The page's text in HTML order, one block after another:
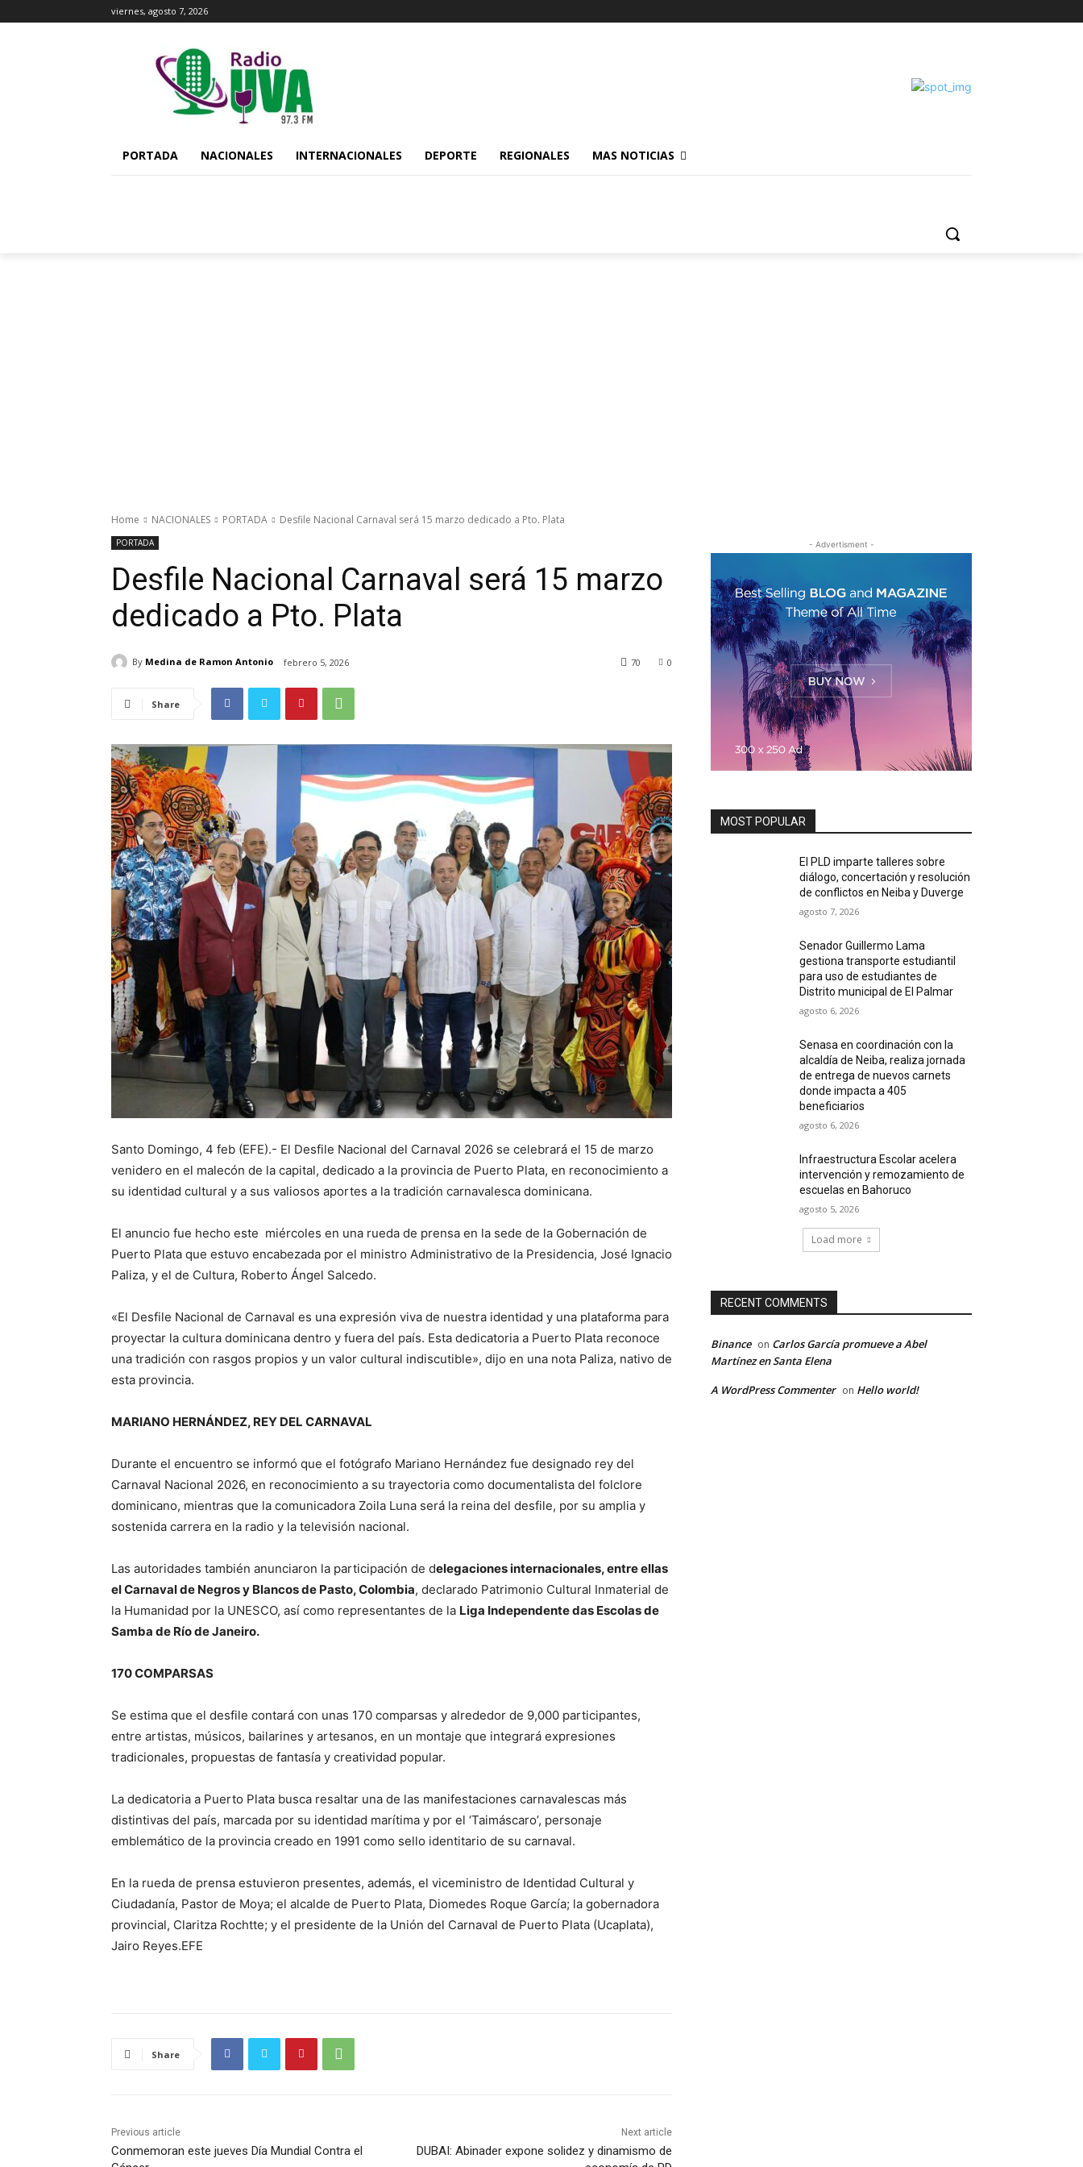
viernes, agosto 7, 2026
PORTADA NACIONALES INTERNACIONALES DEPORTE REGIONALES MAS NOTICIAS
Home NACIONALES PORTADA Desfile Nacional Carnaval será 15 marzo dedicado a Pto. Plata
PORTADA
Desfile Nacional Carnaval será 15 marzo
dedicado a Pto. Plata
By Medina de Ramon Antonio febrero 5, 2026 0
70
Share
Santo Domingo, 4 feb (EFE).- El Desfile Nacional del Carnaval 2026 se celebrará el 15 de marzo
venidero en el malecón de la capital, dedicado a la provincia de Puerto Plata, en reconocimiento a
su identidad cultural y a sus valiosos aportes a la tradición carnavalesca dominicana.
El anuncio fue hecho este miércoles en una rueda de prensa en la sede de la Gobernación de
Puerto Plata que estuvo encabezada por el ministro Administrativo de la Presidencia, José Ignacio
Paliza, y el de Cultura, Roberto Ángel Salcedo.
«El Desfile Nacional de Carnaval es una expresión viva de nuestra identidad y una plataforma para
proyectar la cultura dominicana dentro y fuera del país. Esta dedicatoria a Puerto Plata reconoce
una tradición con rasgos propios y un valor cultural indiscutible», dijo en una nota Paliza, nativo de
esta provincia.
MARIANO HERNÁNDEZ, REY DEL CARNAVAL
Durante el encuentro se informó que el fotógrafo Mariano Hernández fue designado rey del
Carnaval Nacional 2026, en reconocimiento a su trayectoria como documentalista del folclore
dominicano, mientras que la comunicadora Zoila Luna será la reina del desfile, por su amplia y
sostenida carrera en la radio y la televisión nacional.
Las autoridades también anunciaron la participación de delegaciones internacionales, entre ellas
el Carnaval de Negros y Blancos de Pasto, Colombia, declarado Patrimonio Cultural Inmaterial de
la Humanidad por la UNESCO, así como representantes de la Liga Independente das Escolas de
Samba de Río de Janeiro.
170 COMPARSAS
Se estima que el desfile contará con unas 170 comparsas y alrededor de 9,000 participantes,
entre artistas, músicos, bailarines y artesanos, en un montaje que integrará expresiones
tradicionales, propuestas de fantasía y creatividad popular.
La dedicatoria a Puerto Plata busca resaltar una de las manifestaciones carnavalescas más
distintivas del país, marcada por su identidad marítima y por el ‘Taimáscaro’, personaje
emblemático de la provincia creado en 1991 como sello identitario de su carnaval.
En la rueda de prensa estuvieron presentes, además, el viceministro de Identidad Cultural y
Ciudadanía, Pastor de Moya; el alcalde de Puerto Plata, Diomedes Roque García; la gobernadora
provincial, Claritza Rochtte; y el presidente de la Unión del Carnaval de Puerto Plata (Ucaplata),
Jairo Reyes.EFE
Share
Previous article
Conmemoran este jueves Día Mundial Contra el
Next article
DUBAI: Abinader expone solidez y dinamismo de
- Advertisment -
MOST POPULAR
El PLD imparte talleres sobre
diálogo, concertación y resolución
de conflictos en Neiba y Duverge
agosto 7, 2026
Senador Guillermo Lama
gestiona transporte estudiantil
para uso de estudiantes de
Distrito municipal de El Palmar
agosto 6, 2026
Senasa en coordinación con la
alcaldía de Neiba, realiza jornada
de entrega de nuevos carnets
donde impacta a 405
beneficiarios
agosto 6, 2026
Infraestructura Escolar acelera
intervención y remozamiento de
escuelas en Bahoruco
agosto 5, 2026
Load more
RECENT COMMENTS
Binance on Carlos García promueve a Abel
Martínez en Santa Elena
A WordPress Commenter on Hello world!